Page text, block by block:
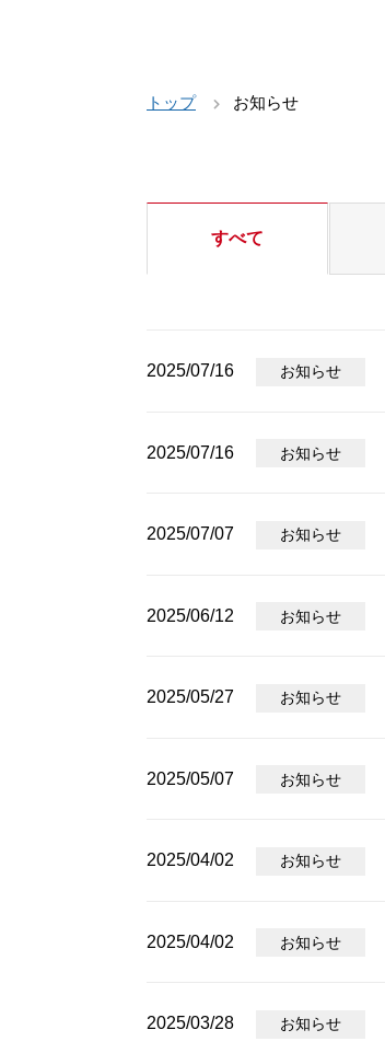
トップ お知らせ
すべて
2025/07/16 お知らせ
2025/07/16 お知らせ
2025/07/07 お知らせ
2025/06/12 お知らせ
2025/05/27 お知らせ
2025/05/07 お知らせ
2025/04/02 お知らせ
2025/04/02 お知らせ
2025/03/28 お知らせ